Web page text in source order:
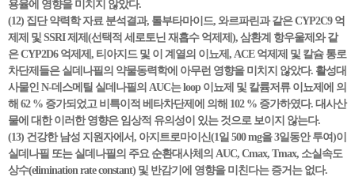
용율에 영향을 미치지 않았다.
(12) 집단 약력학 자료 분석결과, 톨부타마이드, 와르파린과 같은 CYP2C9 억
제제 및 SSRI 제제(선택적 세로토닌 재흡수 억제제), 삼환계 항우울제와 같
은 CYP2D6 억제제, 티아지드 및 이 계열의 이뇨제, ACE 억제제 및 칼슘 통로
차단제들은 실데나필의 약물동력학에 아무런 영향을 미치지 않았다. 활성대
사물인 N-데스메틸 실데나필의 AUC는 loop 이뇨제 및 칼륨저류 이뇨제에 의
해 62 % 증가되었고 비특이적 베타차단제에 의해 102 % 증가하였다. 대사산
물에 대한 이러한 영향은 임상적 유의성이 있는 것으로 보이지 않는다.
(13) 건강한 남성 지원자에서, 아지트로마이신(1일 500 mg을 3일동안 투여)이
실데나필 또는 실데나필의 주요 순환대사체의 AUC, Cmax, Tmax, 소실속도
상수(elimination rate constant) 및 반감기에 영향을 미친다는 증거는 없다.